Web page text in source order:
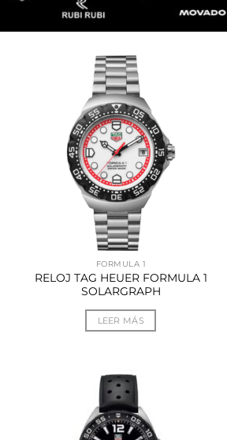
FORMULA 1
RELOJ TAG HEUER FORMULA 1
SOLARGRAPH
LEER MÁS